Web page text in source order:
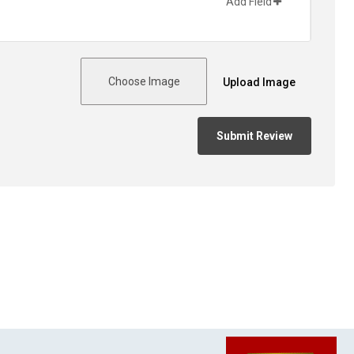
Upload Image
Choose Image